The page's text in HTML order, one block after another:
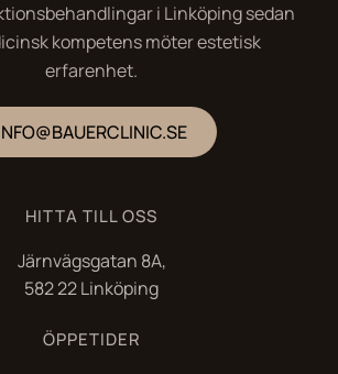
i Linköping sedan
kompetens möter estetisk
erfarenhet.
HITTA TILL OSS
Järnvägsgatan 8A,
582 22 Linköping
ÖPPETIDER